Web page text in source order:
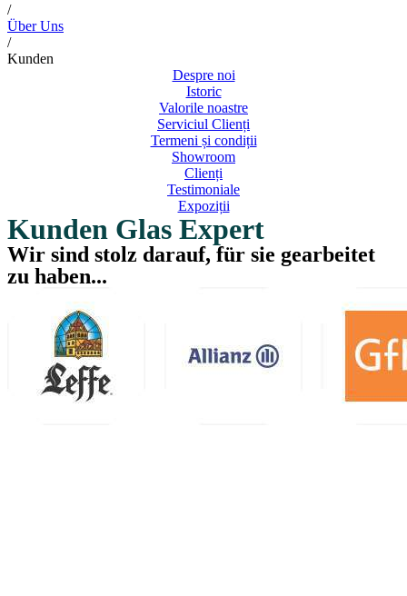
/
Über Uns
/
Kunden
Despre noi
Istoric
Valorile noastre
Serviciul Clienți
Termeni și condiții
Showroom
Clienți
Testimoniale
Expoziții
Kunden Glas Expert
Wir sind stolz darauf, für sie gearbeitet
zu haben...